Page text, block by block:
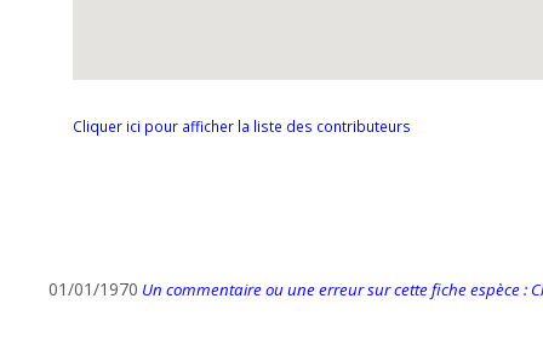
Cliquer ici pour afficher la liste des contributeurs
01/01/1970 Un commentaire ou une erreur sur cette fiche espèce :